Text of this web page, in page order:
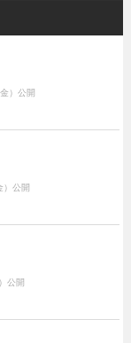
）公開
公開
公開